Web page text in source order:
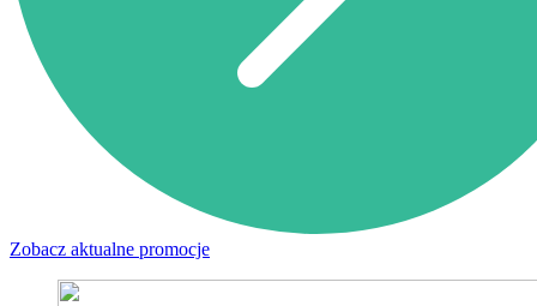
Zobacz aktualne promocje